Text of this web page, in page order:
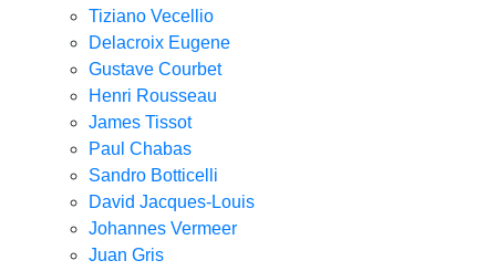
Tiziano Vecellio
Delacroix Eugene
Gustave Courbet
Henri Rousseau
James Tissot
Paul Chabas
Sandro Botticelli
David Jacques-Louis
Johannes Vermeer
Juan Gris